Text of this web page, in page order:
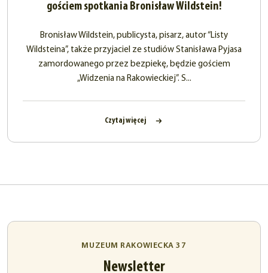
gościem spotkania Bronisław Wildstein!
Bronisław Wildstein, publicysta, pisarz, autor “Listy
Wildsteina”, także przyjaciel ze studiów Stanisława Pyjasa
zamordowanego przez bezpiekę, będzie gościem
„Widzenia na Rakowieckiej”. S...
Czytaj więcej
MUZEUM RAKOWIECKA 37
Newsletter